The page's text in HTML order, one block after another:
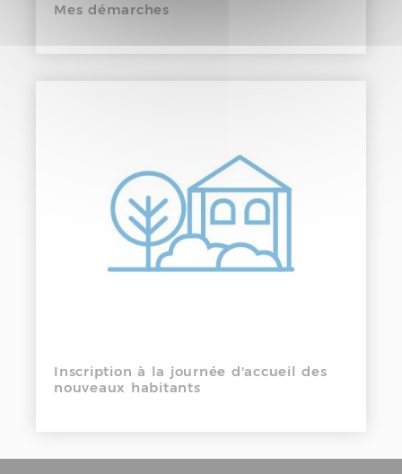
Mes démarches
Inscription à la journée d'accueil des
nouveaux habitants